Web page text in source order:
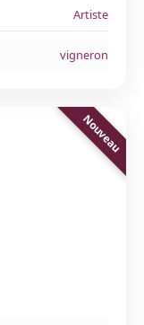
Artiste
vigneron